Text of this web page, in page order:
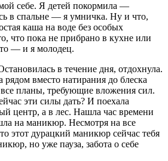
себе. Я детей покормила —
в спальне — я умничка. Ну и что,
каша на воде без особых
что пока не прибрано в кухне или
то — и я молодец.
в течение дня, отдохнула.
вместо натирания до блеска
планы, требующие вложения сил.
эти силы дать? И поехала
центр, а в лес. Нашла час времени
на маникюр. Несмотря на все
этот дурацкий маникюр сейчас тебя
но уже пауза, забота о себе